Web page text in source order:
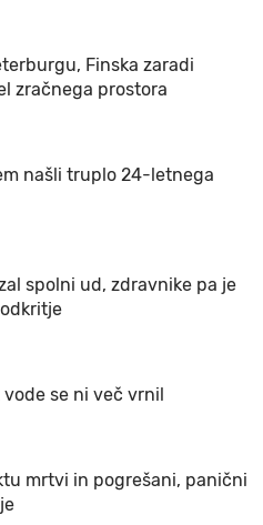
Finska zaradi
zračnega prostora
našli truplo 24-letnega
spolni ud, zdravnike pa je
se ni več vrnil
mrtvi in pogrešani, panični